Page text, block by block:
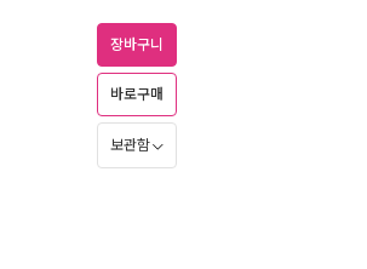
장바구니
바로구매
보관함